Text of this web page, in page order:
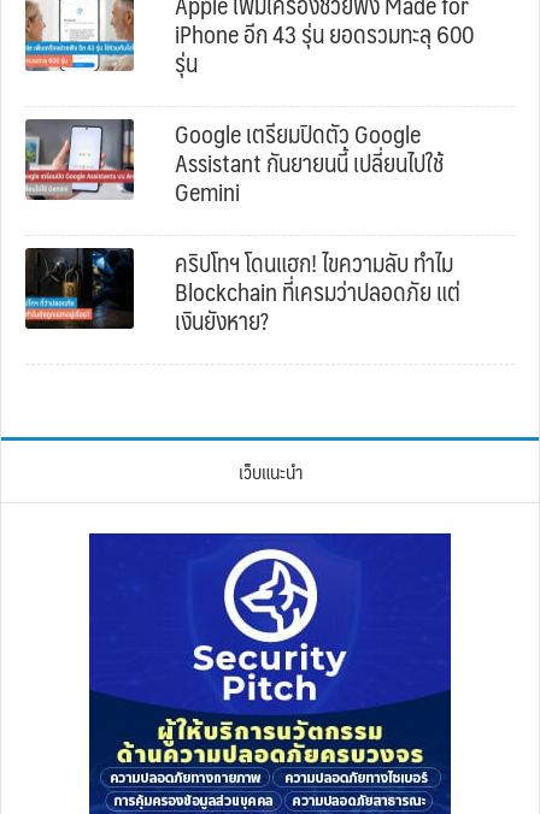
iPhone อีก 43 รุ่น ยอดรวมทะลุ 600
รุ่น
Google เตรียมปิดตัว Google
Assistant กันยายนนี้ เปลี่ยนไปใช้
Gemini
คริปโทฯ โดนแฮก! ไขความลับ ทำไม
Blockchain ที่เครมว่าปลอดภัย แต่
เงินยังหาย?
เว็บแนะนำ